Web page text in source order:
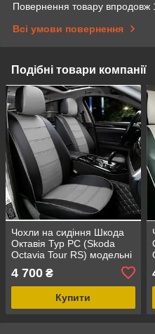
Повернення товару впродовж
Всі умови повернення
Подібні товари компанії
Чохли на сидіння Шкода
Октавія Тур РС (Skoda
Octavia Tour RS) модельні
сірий, графіт
4 700 ₴
Купити